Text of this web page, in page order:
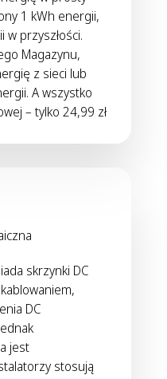
1 kWh energii,
przyszłości.
Magazynu,
z sieci lub
A wszystko
– tylko 24,99 zł
skrzynki DC
DC
jest
stosują